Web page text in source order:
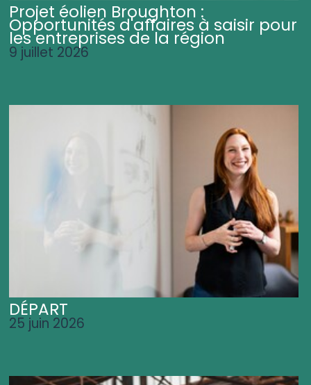
Projet éolien Broughton :
Opportunités d'affaires à saisir pour
les entreprises de la région
9 juillet 2026
DÉPART
25 juin 2026